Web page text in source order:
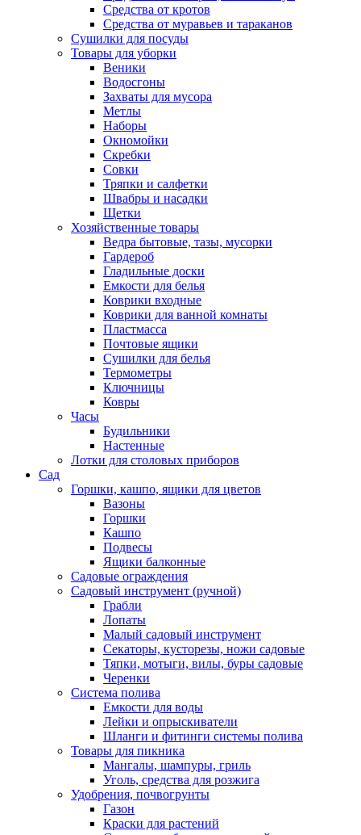
Средства от кротов
Средства от муравьев и тараканов
Сушилки для посуды
Товары для уборки
Веники
Водосгоны
Захваты для мусора
Метлы
Наборы
Окномойки
Скребки
Совки
Тряпки и салфетки
Швабры и насадки
Щетки
Хозяйственные товары
Ведра бытовые, тазы, мусорки
Гардероб
Гладильные доски
Емкости для белья
Коврики входные
Коврики для ванной комнаты
Пластмасса
Почтовые ящики
Сушилки для белья
Термометры
Ключницы
Ковры
Часы
Будильники
Настенные
Лотки для столовых приборов
Сад
Горшки, кашпо, ящики для цветов
Вазоны
Горшки
Кашпо
Подвесы
Ящики балконные
Садовые ограждения
Садовый инструмент (ручной)
Грабли
Лопаты
Малый садовый инструмент
Секаторы, кусторезы, ножи садовые
Тяпки, мотыги, вилы, буры садовые
Черенки
Система полива
Емкости для воды
Лейки и опрыскиватели
Шланги и фитинги системы полива
Товары для пикника
Мангалы, шампуры, гриль
Уголь, средства для розжига
Удобрения, почвогрунты
Газон
Краски для растений